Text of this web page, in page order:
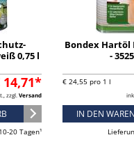
0,75 l
14,71*
zzgl. Versand
20 Tagen¹
Bondex Hartöl
-
€ 24,55 pro 1 l
IN DEN